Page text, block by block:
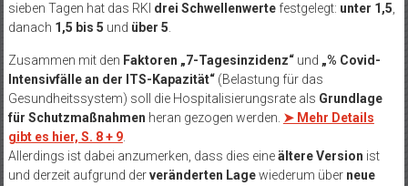
sieben Tagen hat das RKI drei Schwellenwertefestgelegt: unter 1,5,
danach 1,5 bis 5 und über 5.
Zusammen mit den Faktoren „7-Tagesinzidenz“und „% Covid-
Intensivfälle an der ITS-Kapazität“(Belastung für das
Gesundheitssystem) soll die Hospitalisierungsrate als Grundlage
für Schutzmaßnahmen heran gezogen werden. ➤ Mehr Details
gibt es hier, S. 8 + 9.
Allerdings ist dabei anzumerken, dass dies eineältere Version ist
und derzeit aufgrund derveränderten Lagewiederum über neue